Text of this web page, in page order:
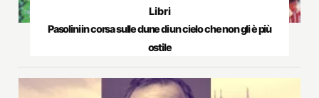
Libri
Pasolini in corsa sulle dune di un cielo che non gli è più
ostile